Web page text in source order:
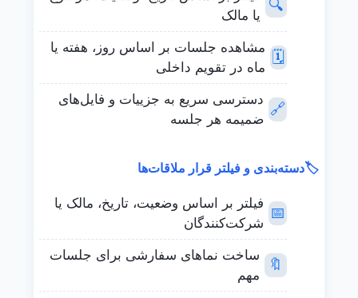
🔍
یا مالک
🗓️
مشاهده جلسات بر اساس روز، هفته یا
ماه در تقویم داخلی
🔗
دسترسی سریع به جزییات و فایل‌های
ضمیمه هر جلسه
🏷️دسته‌بندی و فیلتر قرار ملاقات‌ها
📅
فیلتر بر اساس وضعیت، تاریخ، مالک یا
شرکت‌کنندگان
🔖
ساخت نماهای سفارشی برای جلسات
مهم